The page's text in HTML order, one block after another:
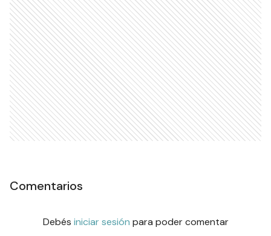
Comentarios
Debés iniciar sesión para poder comentar